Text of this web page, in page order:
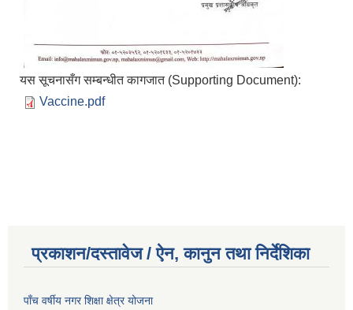
यस सूचनासँग सम्बन्धीत कागजात (Supporting Document):
Vaccine.pdf
प्रकाशन/दस्तावेज / ऐन, कानुन तथा निर्देशिका
पाँच वर्षीय नगर शिक्षा क्षेत्र योजना